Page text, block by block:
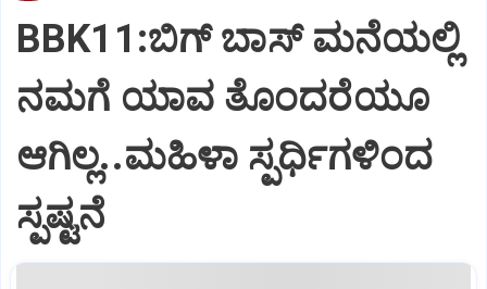
BBK11:ಬಿಗ್ ಬಾಸ್‌ ಮನೆಯಲ್ಲಿ
ನಮಗೆ ಯಾವ ತೊಂದರೆಯೂ
ಆಗಿಲ್ಲ..ಮಹಿಳಾ ಸ್ಪರ್ಧಿಗಳಿಂದ
ಸ್ಪಷ್ಟನೆ